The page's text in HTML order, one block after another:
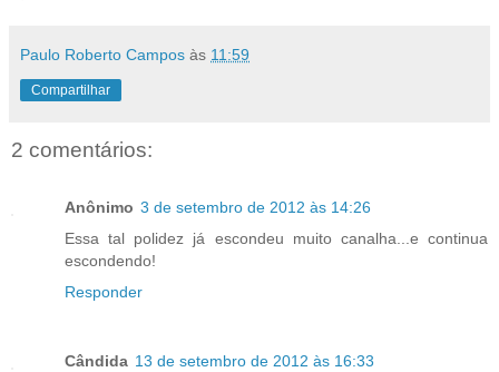
Paulo Roberto Campos às 11:59
Compartilhar
2 comentários:
Anônimo 3 de setembro de 2012 às 14:26
Essa tal polidez já escondeu muito canalha...e continua
escondendo!
Responder
Cândida 13 de setembro de 2012 às 16:33